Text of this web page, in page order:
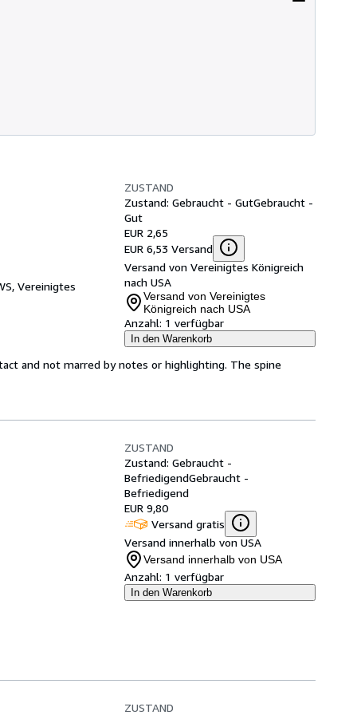
Vereinigtes
ZUSTAND
Zustand: Gebraucht - GutGebraucht -
Gut
EUR 2,65
EUR 6,53 Versand
Versand von Vereinigtes Königreich
nach USA
Versand von Vereinigtes
Königreich nach USA
Anzahl: 1 verfügbar
In den Warenkorb
and not marred by notes or highlighting. The spine
ZUSTAND
Zustand: Gebraucht -
BefriedigendGebraucht -
Befriedigend
EUR 9,80
Versand gratis
Versand innerhalb von USA
Versand innerhalb von USA
Anzahl: 1 verfügbar
In den Warenkorb
ZUSTAND